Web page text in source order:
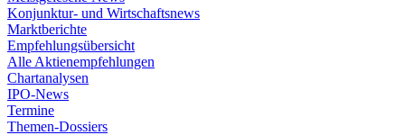
Konjunktur- und Wirtschaftsnews
Marktberichte
Empfehlungsübersicht
Alle Aktienempfehlungen
Chartanalysen
IPO-News
Termine
Themen-Dossiers